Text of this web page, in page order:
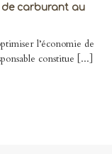
de carburant au
l’économie de
constitue [...]